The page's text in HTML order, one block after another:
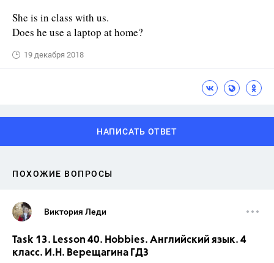
She is in class with us.
Does he use a laptop at home?
19 декабря 2018
НАПИСАТЬ ОТВЕТ
ПОХОЖИЕ ВОПРОСЫ
Виктория Леди
Task 13. Lesson 40. Hobbies. Английский язык. 4
класс. И.Н. Верещагина ГДЗ